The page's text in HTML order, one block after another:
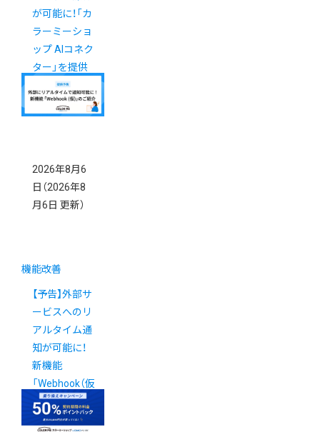
が可能に！「カ
ラーミーショ
ップ AIコネク
ター」を提供
開始（6/1更
新）
2026年8月6
日 （2026年8
月6日 更新）
機能改善
【予告】外部サ
ービスへのリ
アルタイム通
知が可能に！
新機能
「Webhook（仮
称）」の提供に
ついてNew!